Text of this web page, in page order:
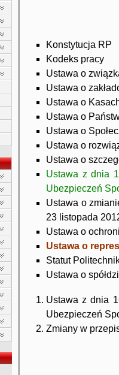
Konstytucja RP
Kodeks pracy
Ustawa o
Ustawa o
Ustawa o
Ustawa o
Ustawa o
Ustawa o
Ustawa o
Ustawa z dnia
Ubezpieczeń
Ustawa o
23 listopada
Ustawa o
Ustawa o
Statut
Ustawa o
Ustawa z dnia
Ubezpieczeń
Zmiany w